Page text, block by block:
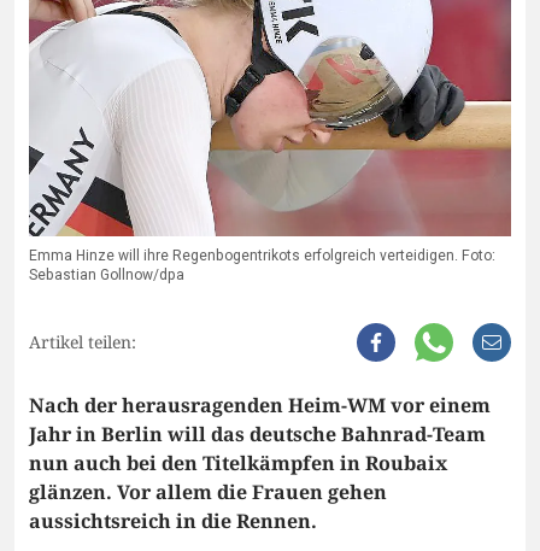
Emma Hinze will ihre Regenbogentrikots erfolgreich verteidigen. Foto:
Sebastian Gollnow/dpa
Artikel teilen:
Nach der herausragenden Heim-WM vor einem
Jahr in Berlin will das deutsche Bahnrad-Team
nun auch bei den Titelkämpfen in Roubaix
glänzen. Vor allem die Frauen gehen
aussichtsreich in die Rennen.